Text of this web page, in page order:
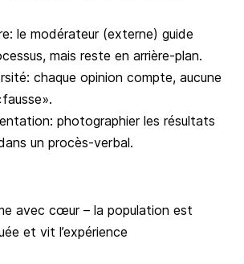
le modérateur (externe) guide
mais reste en arrière-plan.
chaque opinion compte, aucune
photographier les résultats
un procès-verbal.
avec cœur – la population est
et vit l’expérience